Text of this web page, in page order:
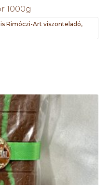
1000g
Rimóczi-Art viszonteladó,